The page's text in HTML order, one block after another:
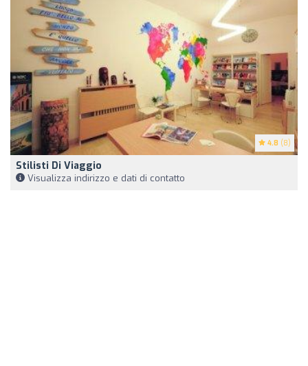
4.8 (8)
Stilisti Di Viaggio
Visualizza indirizzo e dati di contatto